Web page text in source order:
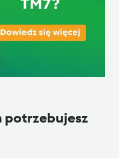
potrzebujesz